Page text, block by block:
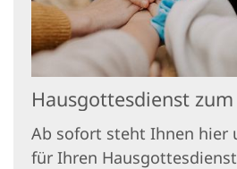
Hausgottesdienst
Ab sofort steht Ihnen hier
für Ihren